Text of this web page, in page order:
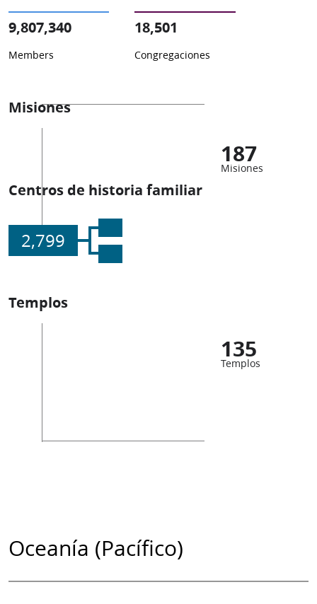
9,807,340
Members
18,501
Congregaciones
Misiones
187
Misiones
Centros de historia familiar
2,799
Templos
135
Templos
Oceanía (Pacífico)